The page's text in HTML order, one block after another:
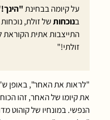
על קיומה בבחינת
בנוכחותשל זולת,
התייצבות אתית הקוראת
זולתי!"
"לראות את האחר", באופן
את קיומו של האחר, זהו
הנפשי. במונחיו של קוהוט